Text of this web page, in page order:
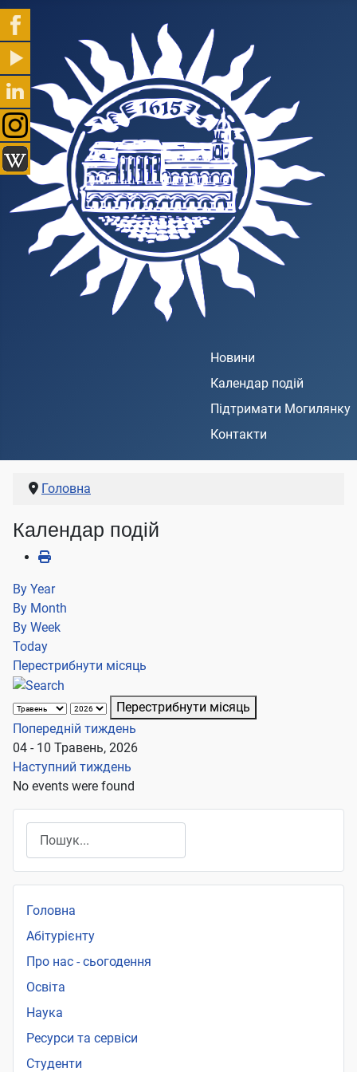
Новини
Календар подій
Підтримати Могилянку
Контакти
Головна
Календар подій
By Year
By Month
By Week
Today
Перестрибнути місяць
Перестрибнути місяць
Попередній тиждень
04 - 10 Травень, 2026
Наступний тиждень
No events were found
Головна
Абітурієнту
Про нас - сьогодення
Освіта
Наука
Ресурси та сервіси
Студенти